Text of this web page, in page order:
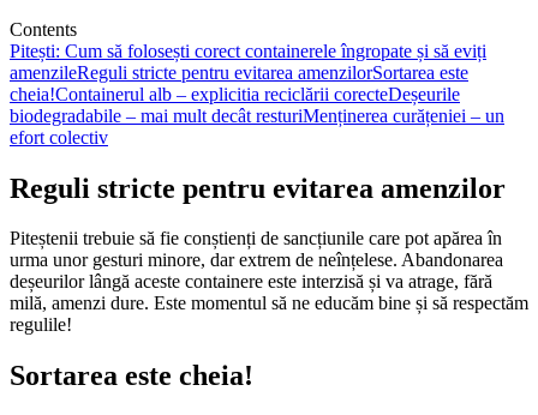
Contents
Pitești: Cum să folosești corect containerele îngropate și să eviți
amenzileReguli stricte pentru evitarea amenzilorSortarea este
cheia!Containerul alb – explicitia reciclării corecteDeșeurile
biodegradabile – mai mult decât resturiMenținerea curățeniei – un
efort colectiv
Reguli stricte pentru evitarea amenzilor
Piteștenii trebuie să fie conștienți de sancțiunile care pot apărea în
urma unor gesturi minore, dar extrem de neînțelese. Abandonarea
deșeurilor lângă aceste containere este interzisă și va atrage, fără
milă, amenzi dure. Este momentul să ne educăm bine și să respectăm
regulile!
Sortarea este cheia!